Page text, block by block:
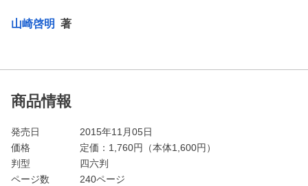
山崎啓明 著
商品情報
発売日
2015年11月05日
価格
定価： 1,760円（本体1,600円）
判型
四六判
ページ数
240ページ